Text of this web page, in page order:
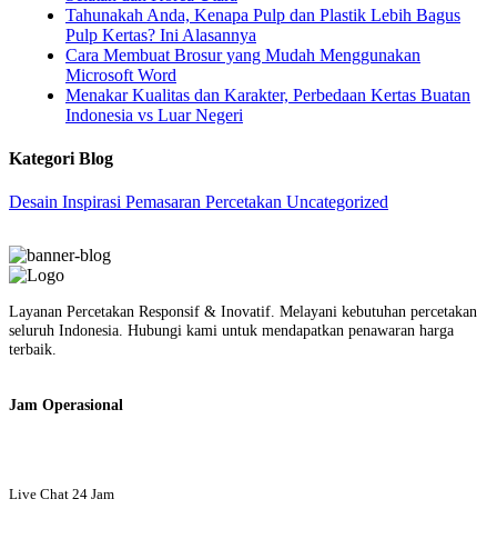
Tahunakah Anda, Kenapa Pulp dan Plastik Lebih Bagus
Pulp Kertas? Ini Alasannya
Cara Membuat Brosur yang Mudah Menggunakan
Microsoft Word
Menakar Kualitas dan Karakter, Perbedaan Kertas Buatan
Indonesia vs Luar Negeri
Kategori Blog
Desain Inspirasi Pemasaran Percetakan Uncategorized
Layanan Percetakan Responsif & Inovatif. Melayani kebutuhan percetakan
seluruh Indonesia. Hubungi kami untuk mendapatkan penawaran harga
terbaik.
Jam Operasional
Live Chat 24 Jam